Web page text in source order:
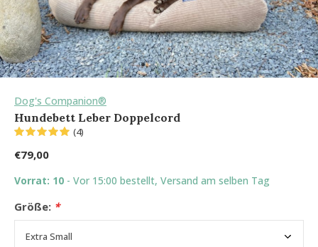
Dog's Companion®
Hundebett Leber Doppelcord
(4)
€79,00
Vorrat: 10 - Vor 15:00 bestellt, Versand am selben Tag
Größe: *